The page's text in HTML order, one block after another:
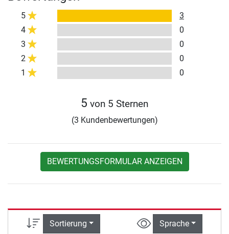
5
3
4
0
3
0
2
0
1
0
5 von 5 Sternen
(3 Kundenbewertungen)
BEWERTUNGSFORMULAR ANZEIGEN
Sortierung Sprache